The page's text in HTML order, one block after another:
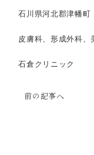
石川県河北郡津幡町
皮膚科、形成外科、
石倉クリニック
前の記事へ